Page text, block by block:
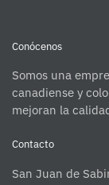
Conócenos
Somos una
canadiense y
mejoran la
Contacto
San Juan de